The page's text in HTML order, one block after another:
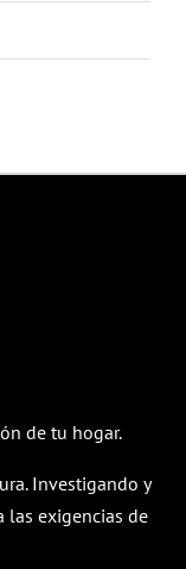
de tu hogar.
Investigando y
las exigencias de